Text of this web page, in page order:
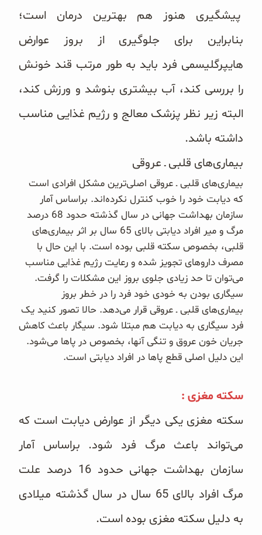
پیشگیری هنوز هم بهترین درمان است؛
بنابراین برای جلوگیری از بروز عوارض
هایپرگلیسمی فرد باید به طور مرتب قند خونش
را بررسی کند، آب بیشتری بنوشد و ورزش کند،
البته زیر نظر پزشک معالج و رژیم غذایی مناسب
داشته باشد.
بیماری‌های قلبی ـ عروقی
بیماری‌های قلبی ـ عروقی اصلی‌ترین مشکل افرادی است
که دیابت خود را خوب کنترل نکرد‌ه‌اند. براساس آمار
سازمان بهداشت جهانی در سال گذشته حدود 68 درصد
مرگ و میر افراد دیابتی بالای 65 سال بر اثر بیماری‌های
قلبی، بخصوص سکته قلبی بوده است. با این حال با
مصرف داروهای تجویز شده و رعایت رژیم غذایی مناسب
می‌‌توان تا حد زیادی جلوی بروز این مشکلات را گرفت.
سیگاری بودن به خودی خود فرد را در خطر بروز
بیماری‌های قلبی ـ عروقی قرار می‌دهد. حالا تصور کنید یک
فرد سیگاری به دیابت هم مبتلا شود. سیگار باعث کاهش
جریان خون عروق و تنگی آنها، بخصوص در پاها می‌شود.
این دلیل اصلی قطع پاها در افراد دیابتی است.
سکته مغزی :
سکته مغزی یکی دیگر از عوارض دیابت است که
می‌تواند باعث مرگ فرد شود. براساس آمار
سازمان بهداشت جهانی حدود 16 درصد علت
مرگ افراد بالای 65 سال در سال گذشته میلادی
به دلیل سکته مغزی بوده است.